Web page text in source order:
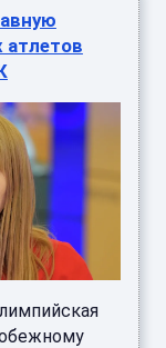
атлетов